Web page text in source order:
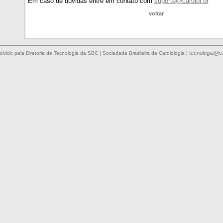
voltar
pela Diretoria de Tecnologia da SBC | Sociedade Brasileira de Cardiologia |